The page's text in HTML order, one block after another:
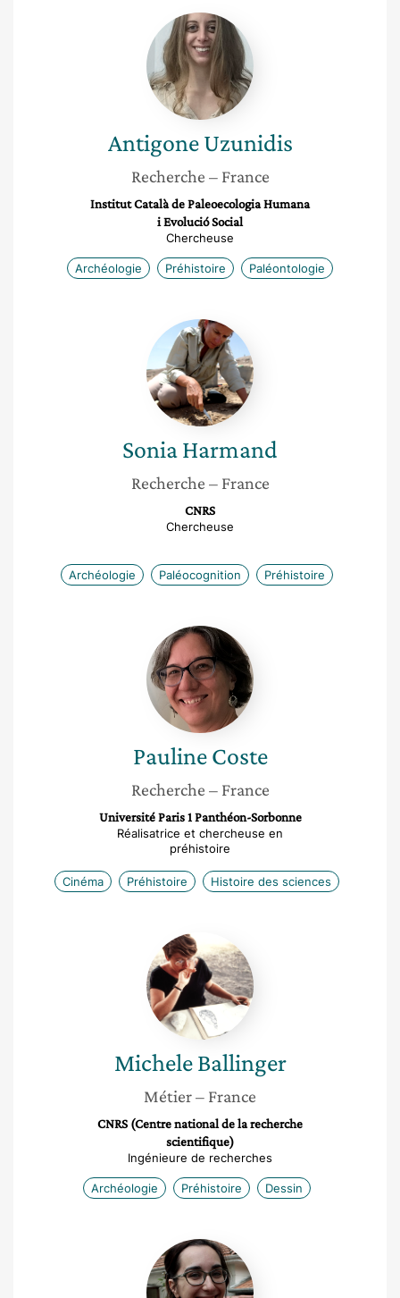
Antigone
Uzunidis
Antigone Uzunidis
Recherche – France
Institut Català de Paleoecologia Humana
i Evolució Social
Chercheuse
Archéologie Préhistoire Paléontologie
Sonia
Harmand
SoniaHarmand
Recherche – France
CNRS
Chercheuse
Archéologie Paléocognition Préhistoire
Pauline
Coste
Pauline Coste
Recherche – France
Université Paris 1 Panthéon-Sorbonne
Réalisatrice et chercheuse en
préhistoire
Cinéma Préhistoire Histoire des sciences
Michele
Ballinger
Michele Ballinger
Métier– France
CNRS (Centre national de la recherche
scientifique)
Ingénieure de recherches
Archéologie Préhistoire Dessin
Anaïs
Vignoles